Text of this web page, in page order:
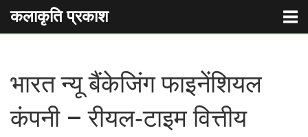
कलाकृति प्रकाश
भारत न्यू बैंकेजिंग फाइनेंशियल
कंपनी – रीयल‑टाइम वित्तीय